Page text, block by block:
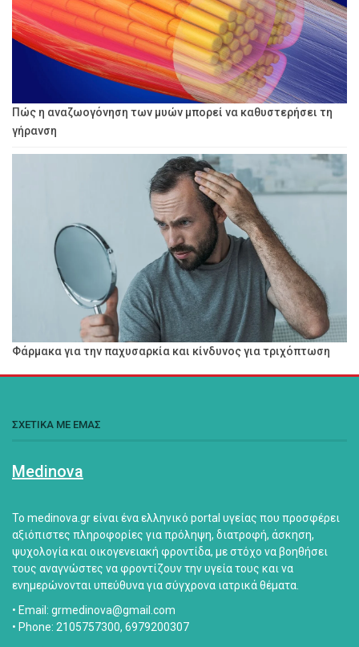
Πώς η αναζωογόνηση των μυών μπορεί να καθυστερήσει τη
γήρανση
Φάρμακα για την παχυσαρκία και κίνδυνος για τριχόπτωση
ΣΧΕΤΙΚΑ ΜΕ ΕΜΑΣ
Medinova
Το medinova.gr είναι ένα ελληνικό portal υγείας που προσφέρει
αξιόπιστες πληροφορίες για πρόληψη, διατροφή, άσκηση,
ψυχολογία και οικογενειακή φροντίδα, με στόχο να βοηθήσει
τους αναγνώστες να φροντίζουν την υγεία τους και να
ενημερώνονται υπεύθυνα για σύγχρονα ιατρικά θέματα.
• Email: grmedinova@gmail.com
• Phone: 2105757300, 6979200307